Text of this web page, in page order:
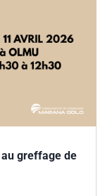
greffage de